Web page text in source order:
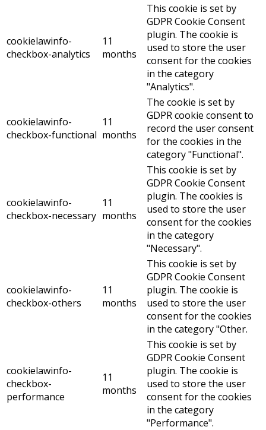
cookielawinfo-
checkbox-analytics
11
months
This cookie is set by
GDPR Cookie Consent
plugin. The cookie is
used to store the user
consent for the cookies
in the category
"Analytics".
cookielawinfo-
checkbox-functional
11
months
The cookie is set by
GDPR cookie consent to
record the user consent
for the cookies in the
category "Functional".
cookielawinfo-
checkbox-necessary
11
months
This cookie is set by
GDPR Cookie Consent
plugin. The cookies is
used to store the user
consent for the cookies
in the category
"Necessary".
cookielawinfo-
checkbox-others
11
months
This cookie is set by
GDPR Cookie Consent
plugin. The cookie is
used to store the user
consent for the cookies
in the category "Other.
cookielawinfo-
checkbox-
performance
11
months
This cookie is set by
GDPR Cookie Consent
plugin. The cookie is
used to store the user
consent for the cookies
in the category
"Performance".